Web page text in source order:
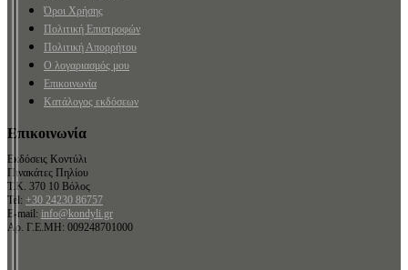
Όροι Χρήσης
Πολιτική Επιστροφών
Πολιτική Απορρήτου
Ο λογαριασμός μου
Επικοινωνία
Κατάλογος εκδόσεων
Επικοινωνία
Εκδόσεις Κοντύλι
Πινακάτες Πηλίου
Τ.Κ. 370 10 Βόλος
Tel: +30 24230 86757
E-mail: info@kondyli.gr
Αρ. Γ.Ε.ΜΗ: 009248701000